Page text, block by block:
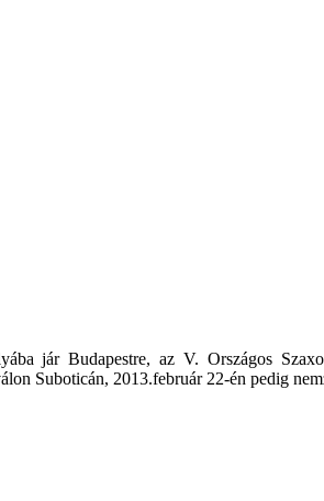
jár Budapestre, az V. Országos
Suboticán, 2013.február 22-én pedig